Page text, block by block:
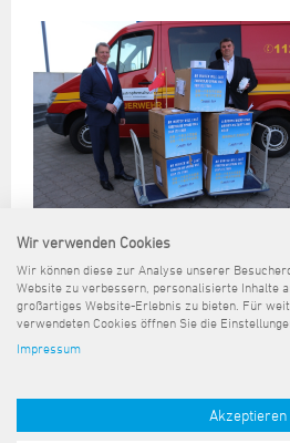
Bild: Geschäftsführer Andreas
Oberbürgermeister Carsten Feist
Wilhelmshaven JadeWeserPort-
Wir verwenden Cookies
Wir können diese zur Analyse unserer
Website zu verbessern, personalisierte Inhalte
großartiges Website-Erlebnis zu bieten. Für
verwendeten Cookies öffnen Sie die
Impressum
Akzeptieren